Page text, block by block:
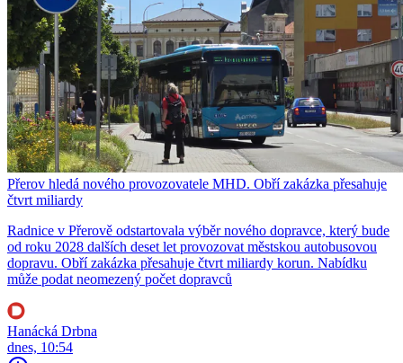
Přerov hledá nového provozovatele MHD. Obří zakázka přesahuje
čtvrt miliardy
Radnice v Přerově odstartovala výběr nového dopravce, který bude
od roku 2028 dalších deset let provozovat městskou autobusovou
dopravu. Obří zakázka přesahuje čtvrt miliardy korun. Nabídku
může podat neomezený počet dopravců
Hanácká Drbna
dnes, 10:54